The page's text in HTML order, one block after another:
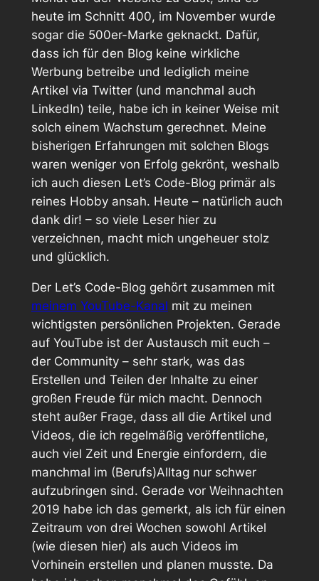
heute im Schnitt 400, im November wurde
sogar die 500er-Marke geknackt. Dafür,
dass ich für den Blog keine wirkliche
Werbung betreibe und lediglich meine
Artikel via Twitter (und manchmal auch
LinkedIn) teile, habe ich in keiner Weise mit
solch einem Wachstum gerechnet. Meine
bisherigen Erfahrungen mit solchen Blogs
waren weniger von Erfolg gekrönt, weshalb
ich auch diesen Let’s Code-Blog primär als
reines Hobby ansah. Heute – natürlich auch
dank dir! – so viele Leser hier zu
verzeichnen, macht mich ungeheuer stolz
und glücklich.
Der Let’s Code-Blog gehört zusammen mit
meinem YouTube-Kanal mit zu meinen
wichtigsten persönlichen Projekten. Gerade
auf YouTube ist der Austausch mit euch –
der Community – sehr stark, was das
Erstellen und Teilen der Inhalte zu einer
großen Freude für mich macht. Dennoch
steht außer Frage, dass all die Artikel und
Videos, die ich regelmäßig veröffentliche,
auch viel Zeit und Energie einfordern, die
manchmal im (Berufs)Alltag nur schwer
aufzubringen sind. Gerade vor Weihnachten
2019 habe ich das gemerkt, als ich für einen
Zeitraum von drei Wochen sowohl Artikel
(wie diesen hier) als auch Videos im
Vorhinein erstellen und planen musste. Da